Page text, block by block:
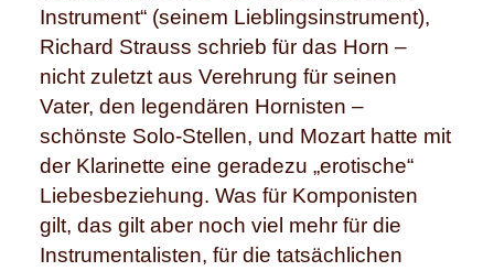
Instrument“ (seinem Lieblingsinstrument),
Richard Strauss schrieb für das Horn –
nicht zuletzt aus Verehrung für seinen
Vater, den legendären Hornisten –
schönste Solo-Stellen, und Mozart hatte mit
der Klarinette eine geradezu „erotische“
Liebesbeziehung. Was für Komponisten
gilt, das gilt aber noch viel mehr für die
Instrumentalisten, für die tatsächlichen